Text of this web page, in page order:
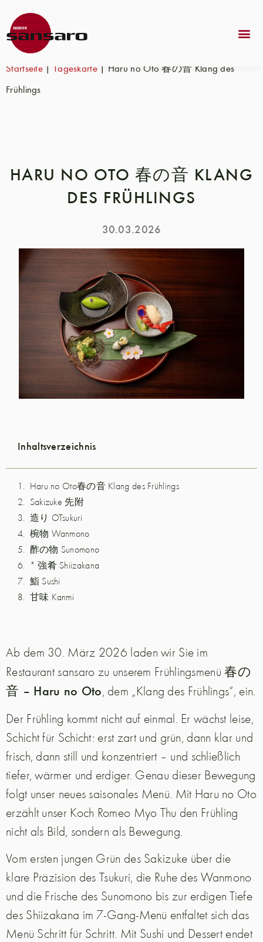
Startseite | Tageskarte| Haru no Oto 春の音 Klang des
Frühlings
HARU NO OTO 春の音 KLANG
DES FRÜHLINGS
30.03.2026
Inhaltsverzeichnis
Haru no Oto春の音 Klang des Frühlings
Sakizuke 先附
造り OTsukuri
椀物 Wanmono
酢の物 Sunomono
* 強肴 Shiizakana
鮨 Sushi
甘味 Kanmi
Ab dem 30. März 2026 laden wir Sie im
Restaurant sansaro zu unserem Frühlingsmenü春の
音 – Haru no Oto, dem „Klang des Frühlings“, ein.
Der Frühling kommt nicht auf einmal. Er wächst leise,
Schicht für Schicht: erst zart und grün, dann klar und
frisch, dann still und konzentriert – und schließlich
tiefer, wärmer und erdiger. Genau dieser Bewegung
folgt unser neues saisonales Menü. Mit Haru no Oto
erzählt unser Koch Romeo Myo Thu den Frühling
nicht als Bild, sondern als Bewegung.
Vom ersten jungen Grün des Sakizuke über die
klare Präzision des Tsukuri, die Ruhe des Wanmono
und die Frische des Sunomono bis zur erdigen Tiefe
des Shiizakana im 7-Gang-Menü entfaltet sich das
Menü Schritt für Schritt. Mit Sushi und Dessert endet